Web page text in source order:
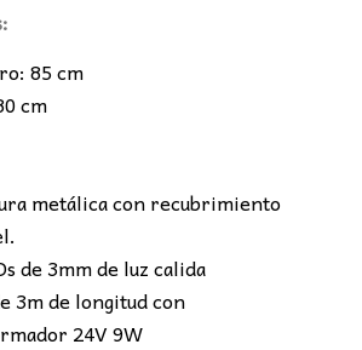
85 cm
cm
metálica con recubrimiento
de 3mm de luz calida
3m de longitud con
24V 9W